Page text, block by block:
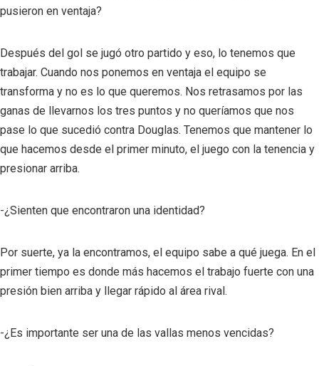
pusieron en ventaja?
Después del gol se jugó otro partido y eso, lo tenemos que
trabajar. Cuando nos ponemos en ventaja el equipo se
transforma y no es lo que queremos. Nos retrasamos por las
ganas de llevarnos los tres puntos y no queríamos que nos
pase lo que sucedió contra Douglas. Tenemos que mantener lo
que hacemos desde el primer minuto, el juego con la tenencia y
presionar arriba.
-¿Sienten que encontraron una identidad?
Por suerte, ya la encontramos, el equipo sabe a qué juega. En el
primer tiempo es donde más hacemos el trabajo fuerte con una
presión bien arriba y llegar rápido al área rival.
-¿Es importante ser una de las vallas menos vencidas?